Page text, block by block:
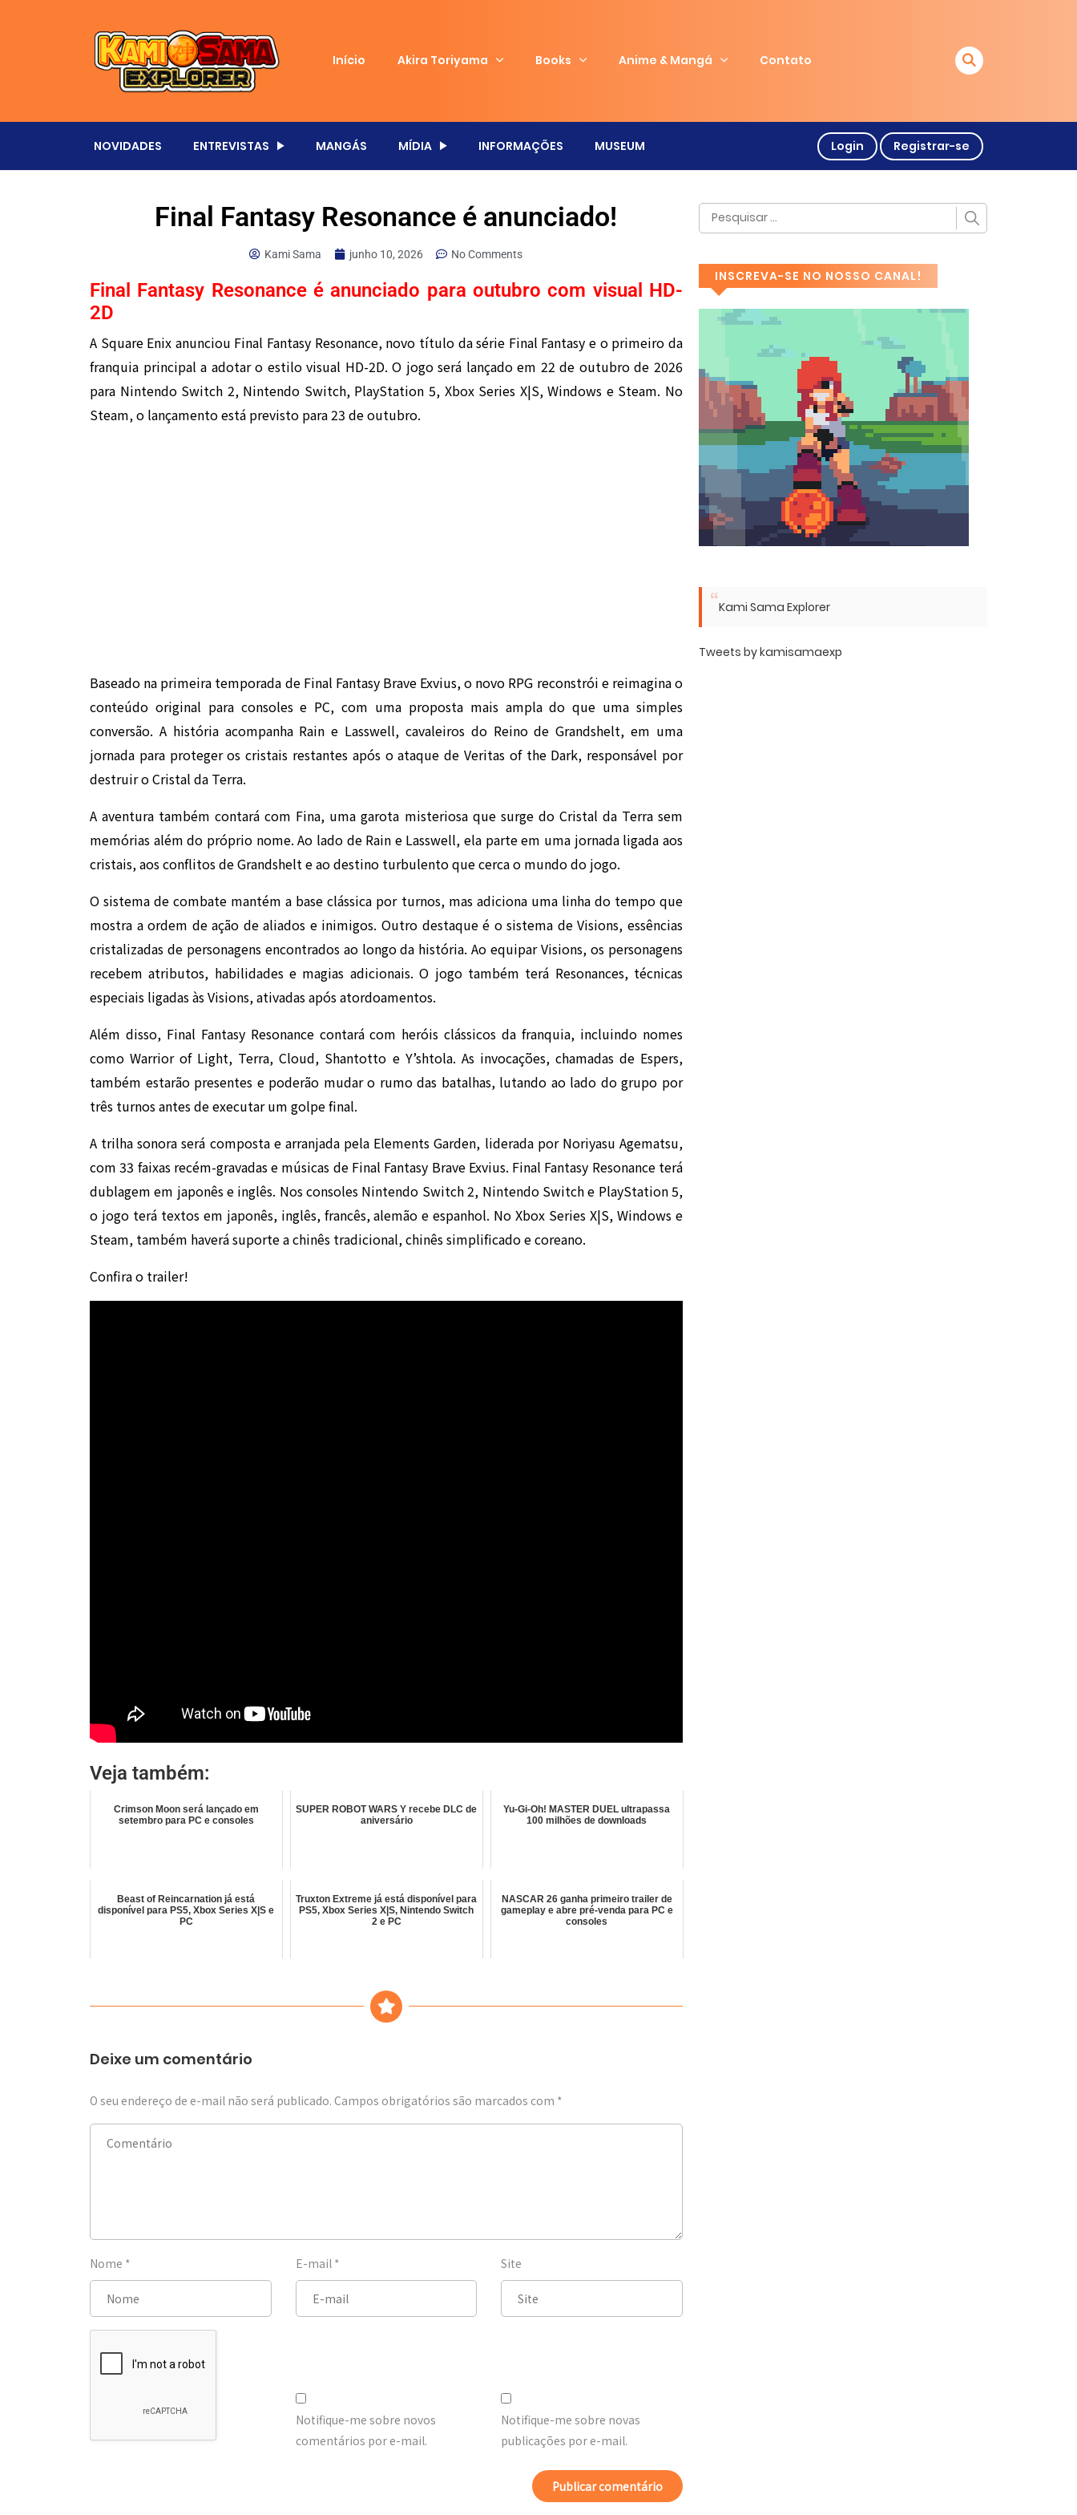
Início Akira Toriyama Books Anime & Mangá Contato
NOVIDADES ENTREVISTAS MANGÁS MÍDIA INFORMAÇÕES MUSEUM Login Registrar-se
Final Fantasy Resonance é anunciado!
Kami Sama junho 10, 2026 No Comments
Final Fantasy Resonance é anunciado para outubro com visual HD-
2D
A Square Enix anunciou Final Fantasy Resonance, novo título da série Final Fantasy e o primeiro da
franquia principal a adotar o estilo visual HD-2D. O jogo será lançado em 22 de outubro de 2026
para Nintendo Switch 2, Nintendo Switch, PlayStation 5, Xbox Series X|S, Windows e Steam. No
Steam, o lançamento está previsto para 23 de outubro.
Baseado na primeira temporada de Final Fantasy Brave Exvius, o novo RPG reconstrói e reimagina o
conteúdo original para consoles e PC, com uma proposta mais ampla do que uma simples
conversão. A história acompanha Rain e Lasswell, cavaleiros do Reino de Grandshelt, em uma
jornada para proteger os cristais restantes após o ataque de Veritas of the Dark, responsável por
destruir o Cristal da Terra.
A aventura também contará com Fina, uma garota misteriosa que surge do Cristal da Terra sem
memórias além do próprio nome. Ao lado de Rain e Lasswell, ela parte em uma jornada ligada aos
cristais, aos conflitos de Grandshelt e ao destino turbulento que cerca o mundo do jogo.
O sistema de combate mantém a base clássica por turnos, mas adiciona uma linha do tempo que
mostra a ordem de ação de aliados e inimigos. Outro destaque é o sistema de Visions, essências
cristalizadas de personagens encontrados ao longo da história. Ao equipar Visions, os personagens
recebem atributos, habilidades e magias adicionais. O jogo também terá Resonances, técnicas
especiais ligadas às Visions, ativadas após atordoamentos.
Além disso, Final Fantasy Resonance contará com heróis clássicos da franquia, incluindo nomes
como Warrior of Light, Terra, Cloud, Shantotto e Y’shtola. As invocações, chamadas de Espers,
também estarão presentes e poderão mudar o rumo das batalhas, lutando ao lado do grupo por
três turnos antes de executar um golpe final.
A trilha sonora será composta e arranjada pela Elements Garden, liderada por Noriyasu Agematsu,
com 33 faixas recém-gravadas e músicas de Final Fantasy Brave Exvius. Final Fantasy Resonance terá
dublagem em japonês e inglês. Nos consoles Nintendo Switch 2, Nintendo Switch e PlayStation 5,
o jogo terá textos em japonês, inglês, francês, alemão e espanhol. No Xbox Series X|S, Windows e
Steam, também haverá suporte a chinês tradicional, chinês simplificado e coreano.
Confira o trailer!
Veja também:
Crimson Moon será lançado em
setembro para PC e consoles
SUPER ROBOT WARS Y recebe DLC de
aniversário
Yu-Gi-Oh! MASTER DUEL ultrapassa
100 milhões de downloads
Beast of Reincarnation já está
disponível para PS5, Xbox Series X|S e
PC
Truxton Extreme já está disponível para
PS5, Xbox Series X|S, Nintendo Switch
2 e PC
NASCAR 26 ganha primeiro trailer de
gameplay e abre pré-venda para PC e
consoles
Deixe um comentário
O seu endereço de e-mail não será publicado. Campos obrigatórios são marcados com *
Nome * E-mail * Site
Notifique-me sobre novos
comentários por e-mail.
Notifique-me sobre novas
publicações por e-mail.
INSCREVA-SE NO NOSSO CANAL!
Kami Sama Explorer
Tweets by kamisamaexp